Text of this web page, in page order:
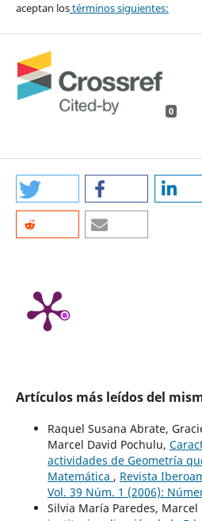
aceptan lostérminos siguientes:
0
Artículos más leídos del
Raquel Susana Abrate,
Marcel David Pochulu,
actividades de Geometría
Matemática , Revista
Vol. 39 Núm. 1 (2006):
Silvia María Paredes, Marcel